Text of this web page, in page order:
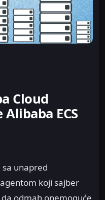
Cloud
ECS
sa unapred
koji sajber
odmah onemoguće